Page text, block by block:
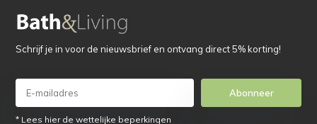
Schrijf je in voor de nieuwsbrief en ontvang direct 5% korting!
Abonneer
* Lees hier de wettelijke beperkingen